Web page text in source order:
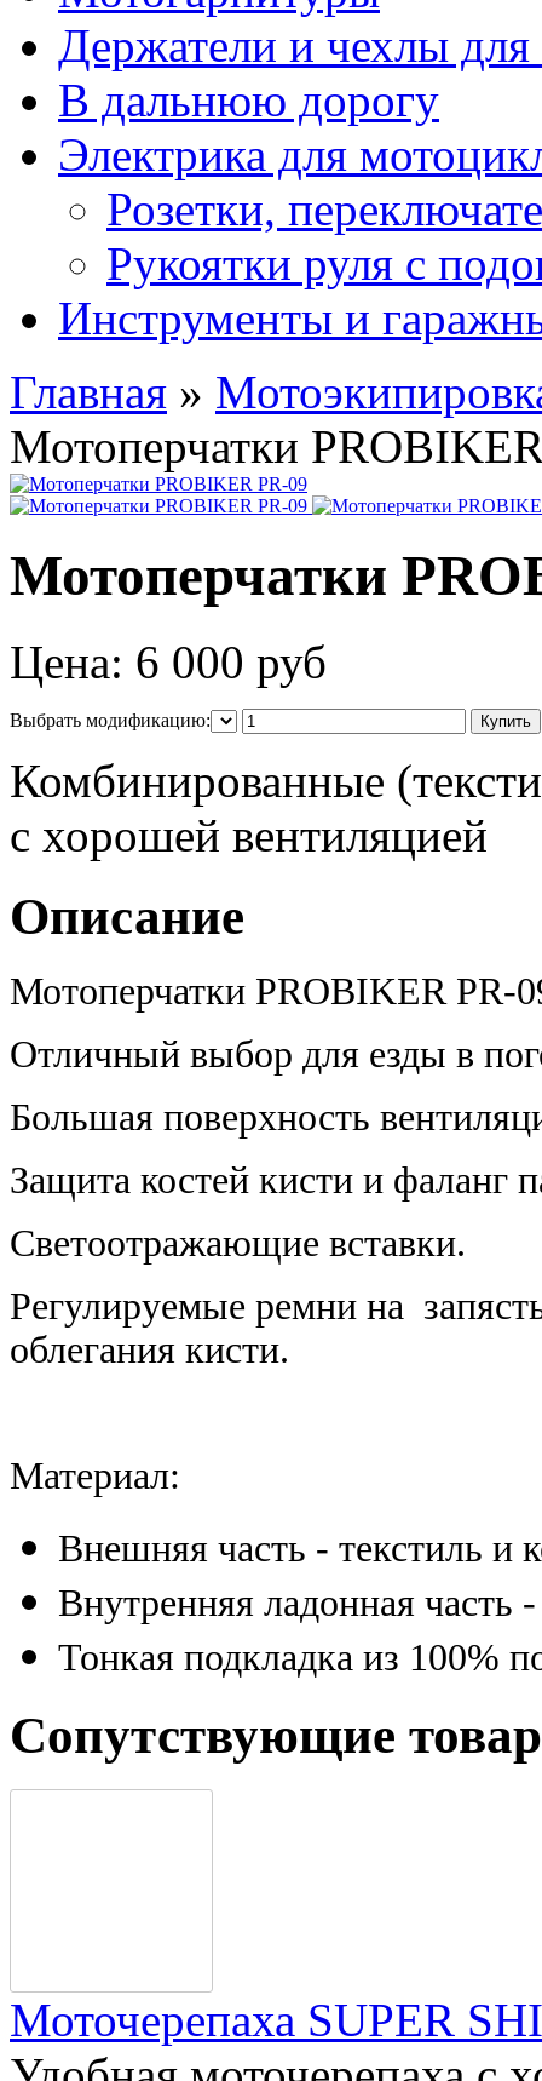
Держатели и чехлы
В дальнюю дорогу
Электрика для
Розетки,
Рукоятки руля с
Инструменты и
Главная »
Мотоперчатки
Мотоперчатки
Цена: 6 000 руб
Выбрать модификацию:
Комбинированные
с хорошей вентиляцией
Описание
Мотоперчатки PROBIKER PR-
Отличный выбор для езды в
Большая поверхность
Защита костей кисти и фаланг
Светоотражающие вставки.
Регулируемые ремни на
облегания кисти.
Материал:
Внешняя часть - текстиль и
Внутренняя ладонная часть
Тонкая подкладка из 100%
Сопутствующие
Моточерепаха SUPER